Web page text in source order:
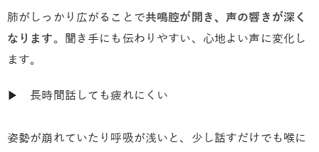
肺がしっかり広がることで共鳴腔が開き、声の響きが深く
なります。聞き手にも伝わりやすい、心地よい声に変化し
ます。
▶ 長時間話しても疲れにくい
姿勢が崩れていたり呼吸が浅いと、少し話すだけでも喉に